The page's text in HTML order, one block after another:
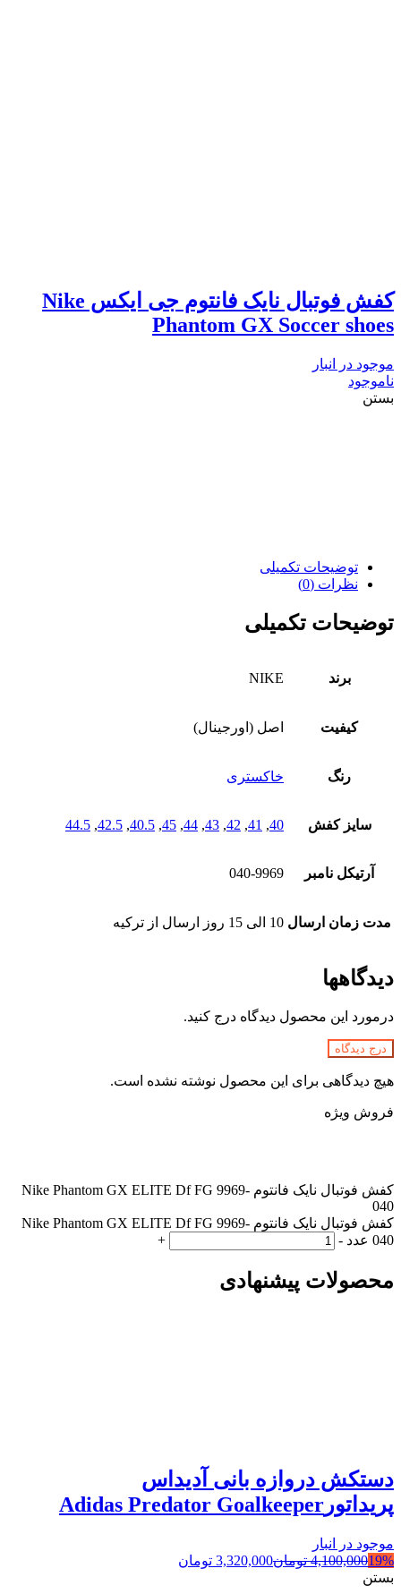
کفش فوتبال نایک فانتوم جی ایکس Nike
Phantom GX Soccer shoes
موجود در انبار
ناموجود
بستن
توضیحات تکمیلی
نظرات (0)
توضیحات تکمیلی
برند NIKE
کیفیت اصل (اورجینال)
رنگ خاکستری
سایز کفش 40
,
41
,
42
,
43
,
44
,
45
,
40.5
,
42.5
,
44.5
آرتیکل نامبر 040-9969
مدت زمان ارسال 10 الی 15 روز ارسال از ترکیه
دیدگاهها
درمورد این محصول دیدگاه درج کنید.
درج دیدگاه
هیچ دیدگاهی برای این محصول نوشته نشده است.
فروش ویژه
کفش فوتبال نایک فانتوم Nike Phantom GX ELITE Df FG 9969-
040
کفش فوتبال نایک فانتوم Nike Phantom GX ELITE Df FG 9969-
040 عدد
-
+
محصولات پیشنهادی
دستکش دروازه بانی آدیداس
پریداتورAdidas Predator Goalkeeper
موجود در انبار
19%
4,100,000 تومان3,320,000 تومان
بستن